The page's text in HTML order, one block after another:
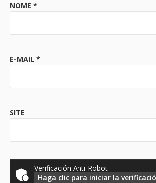
NOME *
E-MAIL *
SITE
Verificación Anti-Robot
Haga clic para iniciar la